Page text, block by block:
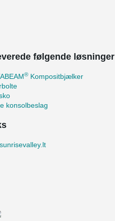
følgende løsninger
® Kompositbjælker
konsolbeslag